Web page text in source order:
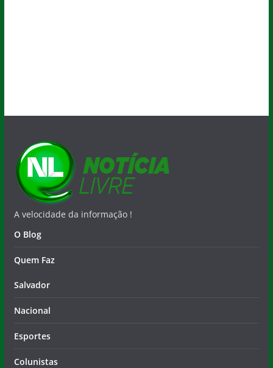
A velocidade da informação !
O Blog
Quem Faz
Salvador
Nacional
Esportes
Colunistas